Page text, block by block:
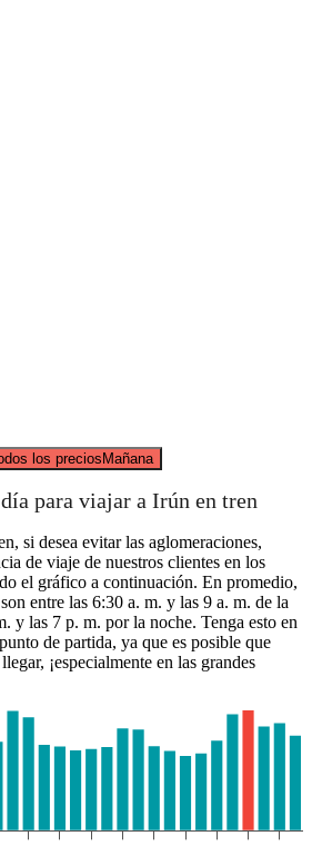
los preciosMañana
para viajar a Irún en tren
si desea evitar las aglomeraciones,
de viaje de nuestros clientes en los
el gráfico a continuación. En promedio,
entre las 6:30 a. m. y las 9 a. m. de la
y las 7 p. m. por la noche. Tenga esto en
de partida, ya que es posible que
¡especialmente en las grandes